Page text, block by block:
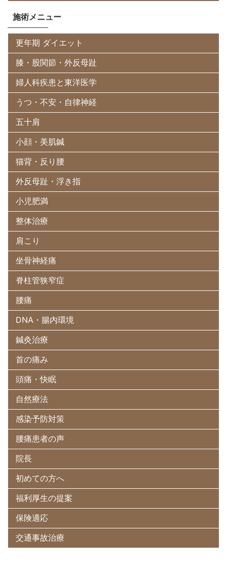
施術メニュー
更年期 ダイエット
膝・股関節・外反母趾
婦人科疾患と東洋医学
うつ・不安・自律神経
五十肩
小顔・美肌鍼
猫背・反り腰
外反母趾・浮き指
小児肥満
整体治療
肩こり
坐骨神経痛
脊柱管狭窄症
腰痛
DNA・腸内環境
鍼灸治療
首の痛み
頭痛・快眠
自然療法
感染予防対策
腰痛患者の声
院長
初めての方へ
福利厚生の提案
保険適応
交通事故治療